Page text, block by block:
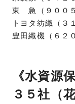
東 急（９００
トヨタ紡織（３
豊田織機（６２
《水資源
３５社（